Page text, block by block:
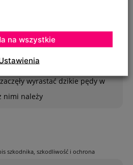
wyrastać dzikie pędy w
nimi należy
szkodnika, szkodliwość i ochrona
na wszystkie